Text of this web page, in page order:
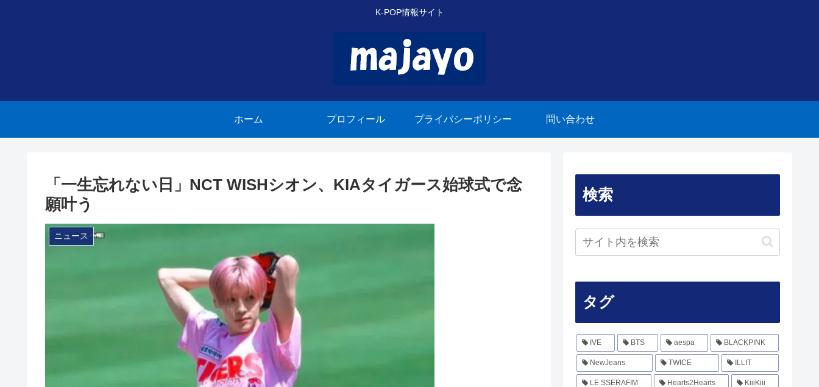
K-POP情報サイト
ホーム プロフィール プライバシーポリシー 問い合わせ
「一生忘れない日」NCT WISHシオン、KIAタイガース始球式で念
願叶う
ニュース
検索
タグ
IVE BTS aespa BLACKPINK
NewJeans TWICE ILLIT
LE SSERAFIM Hearts2Hearts KiiiKiii